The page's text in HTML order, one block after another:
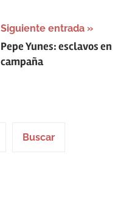
Siguiente entrada
Pepe Yunes: esclavos en
campaña
Buscar